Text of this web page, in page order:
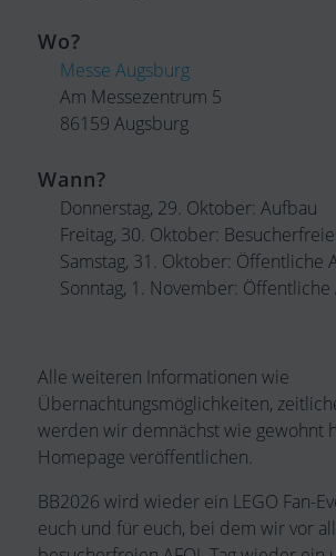
Wo?
Messe Augsburg
Am Messezentrum 5
86159 Augsburg
Wann?
Donnerstag, 29. Oktober: Aufbau
Freitag, 30. Oktober:
Samstag, 31. Oktober: Öffentliche
Sonntag, 1. November: Öffentliche
Alle weiteren Informationen wie
Übernachtungsmöglichkeiten,
werden wir demnächst wie gewohnt
Homepage veröffentlichen.
BB2026 wird wieder ein LEGO Fan-
euch und für euch, bei dem wir vor